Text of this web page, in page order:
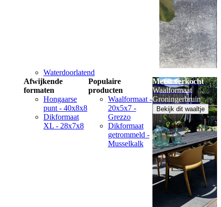
Waterdoorlatend
Afwijkende
formaten
Hongaarse
punt - 40x8x8
Dikformaat
XL - 28x7x8
Populaire
producten
Waalformaat -
20x5x7 -
Grezzo
Dikformaat
getrommeld -
Musselkalk
Meest verkocht
Waalformaat
Groningerbruin
Bekijk dit waaltje